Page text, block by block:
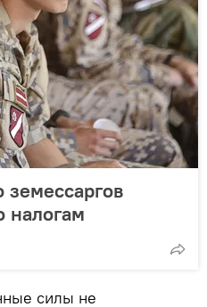
земессаргов
налогам
силы не